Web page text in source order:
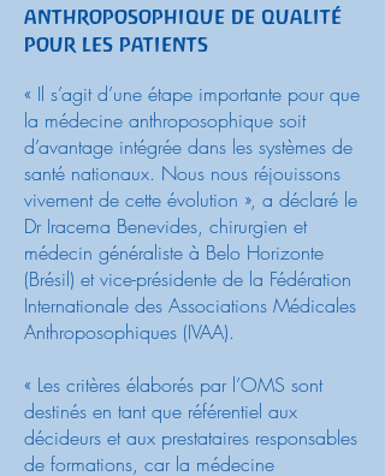
anthroposophique de qualité
pour les patients
« Il s’agit d’une étape importante pour que
la médecine anthroposophique soit
d’avantage intégrée dans les systèmes de
santé nationaux. Nous nous réjouissons
vivement de cette évolution », a déclaré le
Dr Iracema Benevides, chirurgien et
médecin généraliste à Belo Horizonte
(Brésil) et vice-présidente de la Fédération
Internationale des Associations Médicales
Anthroposophiques (IVAA).
« Les critères élaborés par l’OMS sont
destinés en tant que référentiel aux
décideurs et aux prestataires responsables
de formations, car la médecine